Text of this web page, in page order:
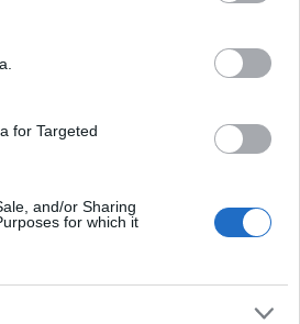
for Targeted
and/or Sharing
for which it
két, egymással
zene egyik
Halott Pénz,
hangulatos és
szállásokat.
a helyszínen
amely a
példátlan sikere
is.
BELÉPÉS